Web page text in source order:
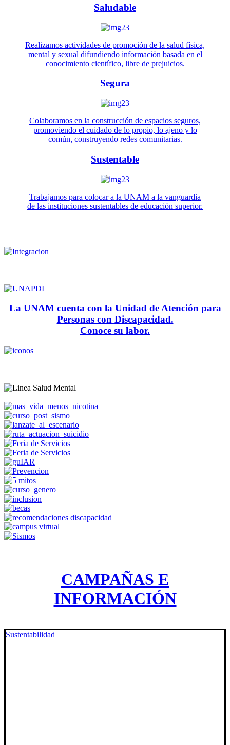
Saludable
Realizamos actividades de promoción de la salud física,
mental y sexual difundiendo información basada en el
conocimiento científico, libre de prejuicios.
Segura
Colaboramos en la construcción de espacios seguros,
promoviendo el cuidado de lo propio, lo ajeno y lo
común, construyendo redes comunitarias.
Sustentable
Trabajamos para colocar a la UNAM a la vanguardia
de las instituciones sustentables de educación superior.
La UNAM cuenta con la Unidad de Atención para
Personas con Discapacidad.
Conoce su labor.
CAMPAÑAS E
INFORMACIÓN
Sustentabilidad